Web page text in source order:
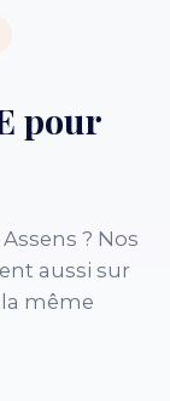
pour
? Nos
aussi sur
même